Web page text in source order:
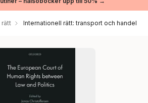
rätt Internationell rätt: transport och handel